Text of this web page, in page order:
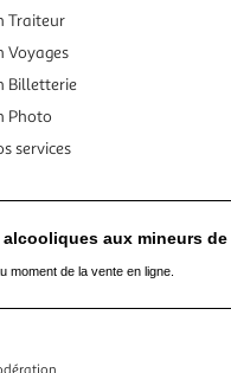
Traiteur
Voyages
Billetterie
Photo
services
aux mineurs de
moment de la vente en ligne.